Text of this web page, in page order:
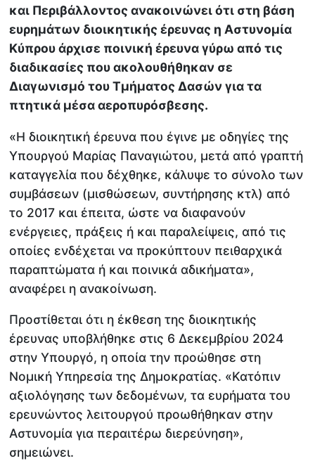
και Περιβάλλοντος ανακοινώνει ότι στη βάση
ευρημάτων διοικητικής έρευνας η Αστυνομία
Κύπρου άρχισε ποινική έρευνα γύρω από τις
διαδικασίες που ακολουθήθηκαν σε
Διαγωνισμό του Τμήματος Δασών για τα
πτητικά μέσα αεροπυρόσβεσης.
«Η διοικητική έρευνα που έγινε με οδηγίες της
Υπουργού Μαρίας Παναγιώτου, μετά από γραπτή
καταγγελία που δέχθηκε, κάλυψε το σύνολο των
συμβάσεων (μισθώσεων, συντήρησης κτλ) από
το 2017 και έπειτα, ώστε να διαφανούν
ενέργειες, πράξεις ή και παραλείψεις, από τις
οποίες ενδέχεται να προκύπτουν πειθαρχικά
παραπτώματα ή και ποινικά αδικήματα»,
αναφέρει η ανακοίνωση.
Προστίθεται ότι η έκθεση της διοικητικής
έρευνας υποβλήθηκε στις 6 Δεκεμβρίου 2024
στην Υπουργό, η οποία την προώθησε στη
Νομική Υπηρεσία της Δημοκρατίας. «Κατόπιν
αξιολόγησης των δεδομένων, τα ευρήματα του
ερευνώντος λειτουργού προωθήθηκαν στην
Αστυνομία για περαιτέρω διερεύνηση»,
σημειώνει.